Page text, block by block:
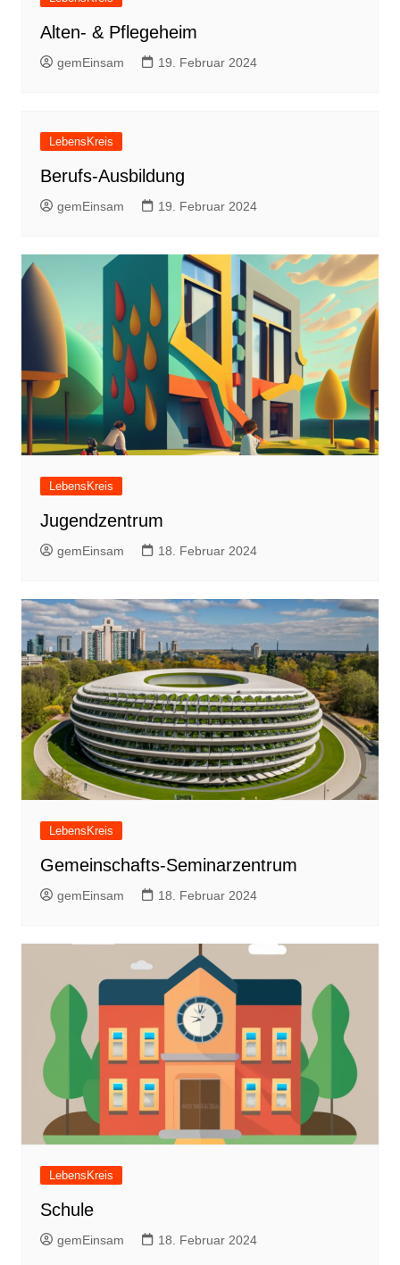
Alten- & Pflegeheim
gemEinsam 19. Februar 2024
LebensKreis
Berufs-Ausbildung
gemEinsam 19. Februar 2024
LebensKreis
Jugendzentrum
gemEinsam 18. Februar 2024
LebensKreis
Gemeinschafts-Seminarzentrum
gemEinsam 18. Februar 2024
LebensKreis
Schule
gemEinsam 18. Februar 2024